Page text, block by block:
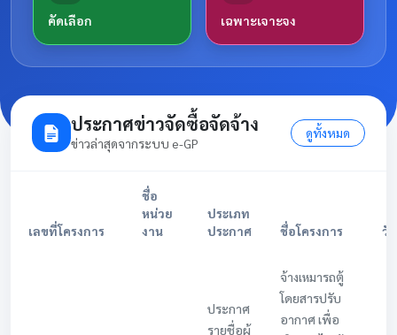
คัดเลือก เฉพาะเจาะจง
ประกาศข่าวจัดซื้อจัดจ้าง
ข่าวล่าสุดจากระบบ e-GP
ดูทั้งหมด
เลขที่โครงการ
ชื่อ
หน่วย
งาน
ประเภท
ประกาศ
ชื่อโครงการ วั
ประกาศ
รายชื่อผู้
จ้างเหมารถตู้
โดยสารปรับ
อากาศ เพื่อ